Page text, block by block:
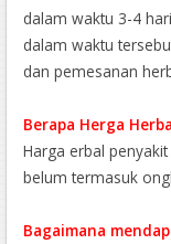
dalam waktu 3-4
dalam waktu
dan pemesanan
Berapa Herga
Harga erbal
belum termasuk
Bagaimana